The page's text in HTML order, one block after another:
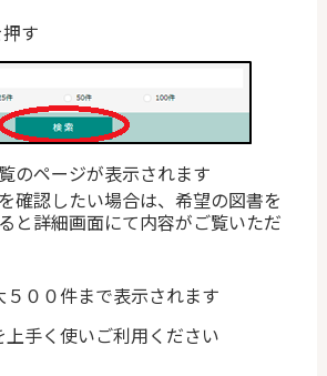
す
のページが表示されます
確認したい場合は、希望の図書を
と詳細画面にて内容がご覧いただ
００件まで表示されます
手く使いご利用ください